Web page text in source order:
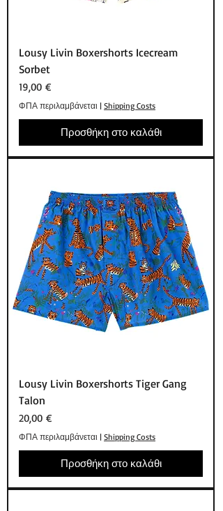
Lousy Livin Boxershorts Icecream
Sorbet
Τιμή
19,00 €
ΦΠΑ περιλαμβάνεται | Shipping Costs
Προσθήκη στο καλάθι
Lousy Livin Boxershorts Tiger Gang
Talon
Τιμή
20,00 €
ΦΠΑ περιλαμβάνεται | Shipping Costs
Προσθήκη στο καλάθι